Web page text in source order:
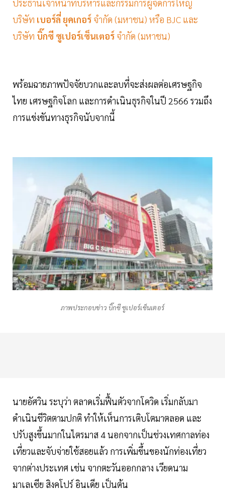
ประธานเจ้าหน้าที่บริหารและกรรมการผู้จัดการใหญ่
บริษัท เบอร์ลี่ ยุคเกอร์ จำกัด (มหาชน) หรือ BJC และ
บริษัท บิ๊กซี ซูเปอร์เซ็นเตอร์ จำกัด (มหาชน)
พร้อมฉายภาพปัจจัยบวกและลบที่จะส่งผลต่อเศรษฐกิจ
ไทย เศรษฐกิจโลก และการดำเนินธุรกิจในปี 2566 รวมถึง
การแข่งขันทางธุรกิจนับจากนี้
ภาพประกอบข่าว บิ๊กซี ซูเปอร์เซ็นเตอร์
นายอัศวิน ระบุว่า ตลาดเริ่มฟื้นตัวจากโควิด เริ่มกลับมา
ดำเนินชีวิตตามปกติ ทำให้เห็นการเติบโตมาตลอด และ
ปรับสูงขึ้นมากในไตรมาส 4 นอกจากเป็นช่วงเทศกาลท่อง
เที่ยวและจับจ่ายใช้สอยแล้ว การเพิ่มขึ้นของนักท่องเที่ยว
จากต่างประเทศ เช่น จากตะวันออกกลาง เวียดนาม
มาเลเซีย สิงคโปร์ อินเดีย เป็นต้น